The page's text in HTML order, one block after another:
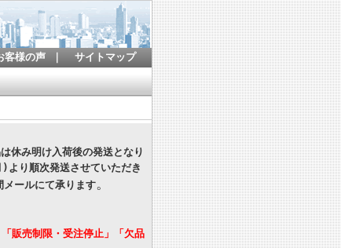
客様の声 サイトマップ
休み明け入荷後の発送となり
より順次発送させていただき
メールにて承ります。
販売制限・受注停止」「欠品